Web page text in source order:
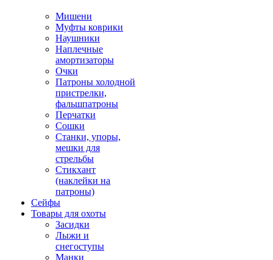
Мишени
Муфты коврики
Наушники
Наплечные
амортизаторы
Очки
Патроны холодной
пристрелки,
фальшпатроны
Перчатки
Сошки
Станки, упоры,
мешки для
стрельбы
Стикхант
(наклейки на
патроны)
Сейфы
Товары для охоты
Засидки
Лыжи и
снегоступы
Манки